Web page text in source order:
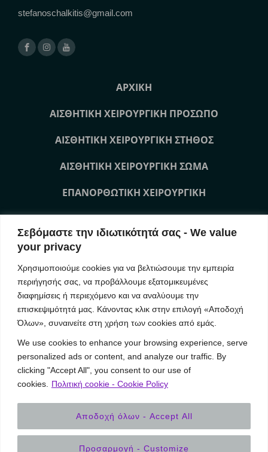
Σεβόμαστε την ιδιωτικότητά σας - We value
your privacy
Χρησιμοποιούμε cookies για να βελτιώσουμε την εμπειρία
περιήγησής σας, να προβάλλουμε εξατομικευμένες
διαφημίσεις ή περιεχόμενο και να αναλύουμε την
επισκεψιμότητά μας. Κάνοντας κλικ στην επιλογή «Αποδοχή
Όλων», συναινείτε στη χρήση των cookies από εμάς.
We use cookies to enhance your browsing experience, serve
personalized ads or content, and analyze our traffic. By
clicking "Accept All", you consent to our use of
cookies.
Πολιτική cookie - Cookie Policy
Προσαρμογή - Customize
Αποδοχή όλων - Accept All
stefanoschalkitis@gmail.com
ΑΡΧΙΚΗ
ΑΙΣΘΗΤΙΚΗ ΧΕΙΡΟΥΡΓΙΚΗ ΠΡΟΣΩΠΟ
ΑΙΣΘΗΤΙΚΗ ΧΕΙΡΟΥΡΓΙΚΗ ΣΤΗΘΟΣ
ΑΙΣΘΗΤΙΚΗ ΧΕΙΡΟΥΡΓΙΚΗ ΣΩΜΑ
ΕΠΑΝΟΡΘΩΤΙΚΗ ΧΕΙΡΟΥΡΓΙΚΗ
ΜΗ ΧΕΙΡΟΥΡΓΙΚΕΣ ΘΕΡΑΠΕΙΕΣ ΠΡΟΣΩΠΟ
ΜΗ ΧΕΙΡΟΥΡΓΙΚΕΣ ΘΕΡΑΠΕΙΕΣ ΣΩΜΑ
ΕΠΙΚΟΙΝΩΝΙΑ
Our News
YVOIRE Symposium Athens
IMCAS Annual World Congress 2019
Συνέδριο MBN 2018 AestheticBreast Meeting